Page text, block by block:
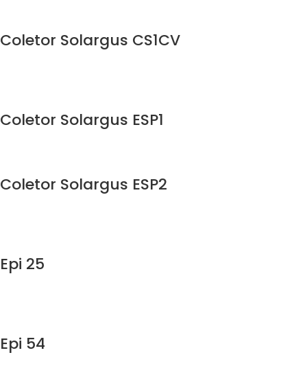
Coletor Solargus CS1CV
Coletor Solargus ESP1
Coletor Solargus ESP2
Epi 25
Epi 54